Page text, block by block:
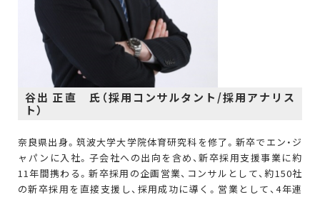
谷出 正直 氏（採用コンサルタント/採用アナリス
ト）
奈良県出身。筑波大学大学院体育研究科を修了。新卒でエン・ジ
ャパンに入社。子会社への出向を含め、新卒採用支援事業に約
11年間携わる。新卒採用の企画営業、コンサルとして、約150社
の新卒採用を直接支援し、採用成功に導く。営業として、4年連